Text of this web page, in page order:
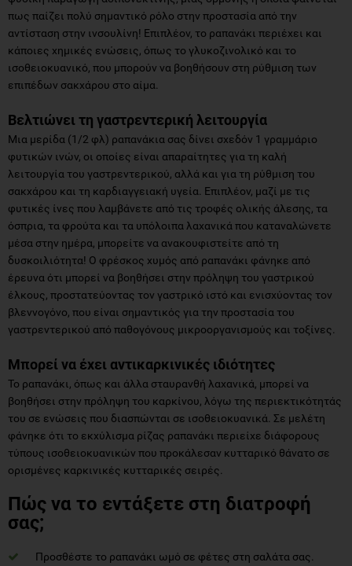
πως παίζει πολύ σημαντικό ρόλο στην προστασία από την
αντίσταση στην ινσουλίνη! Επιπλέον, το ραπανάκι περιέχει και
κάποιες χημικές ενώσεις, όπως το γλυκοζινολικό και το
ισοθειοκυανικό, που μπορούν να βοηθήσουν στη ρύθμιση των
επιπέδων σακχάρου στο αίμα.
Βελτιώνει τη γαστρεντερική λειτουργία
Μια μερίδα (1/2 φλ) ραπανάκια σας δίνει σχεδόν 1 γραμμάριο
φυτικών ινών, οι οποίες είναι απαραίτητες για τη καλή
λειτουργία του γαστρεντερικού, αλλά και για τη ρύθμιση του
σακχάρου και τη καρδιαγγειακή υγεία. Επιπλέον, μαζί με τις
φυτικές ίνες που λαμβάνετε από τις τροφές ολικής άλεσης, τα
όσπρια, τα φρούτα και τα υπόλοιπα λαχανικά που καταναλώνετε
μέσα στην ημέρα, μπορείτε να ανακουφιστείτε από τη
δυσκοιλιότητα! Ο φρέσκος χυμός από ραπανάκι φάνηκε από
έρευνα ότι μπορεί να βοηθήσει στην πρόληψη του γαστρικού
έλκους, προστατεύοντας τον γαστρικό ιστό και ενισχύοντας τον
βλεννογόνο, που είναι σημαντικός για την προστασία του
γαστρεντερικού από παθογόνους μικροοργανισμούς και τοξίνες.
Μπορεί να έχει αντικαρκινικές ιδιότητες
Το ραπανάκι, όπως και άλλα σταυρανθή λαχανικά, μπορεί να
βοηθήσει στην πρόληψη του καρκίνου, λόγω της περιεκτικότητάς
του σε ενώσεις που διασπώνται σε ισοθειοκυανικά. Σε μελέτη
φάνηκε ότι το εκχύλισμα ρίζας ραπανάκι περιείχε διάφορους
τύπους ισοθειοκυανικών που προκάλεσαν κυτταρικό θάνατο σε
ορισμένες καρκινικές κυτταρικές σειρές.
Πώς να το εντάξετε στη διατροφή
σας;
Προσθέστε το ραπανάκι ωμό σε φέτες στη σαλάτα σας.